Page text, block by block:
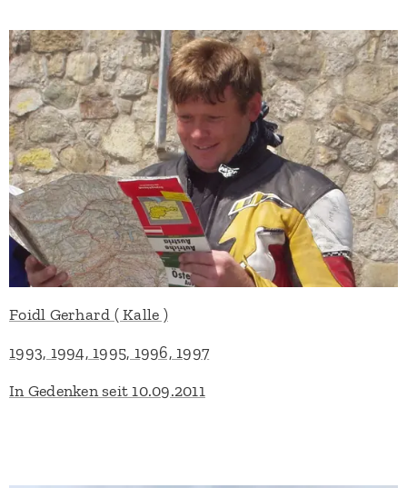
Foidl Gerhard ( Kalle )
1993, 1994, 1995, 1996, 1997
In Gedenken seit 10.09.2011